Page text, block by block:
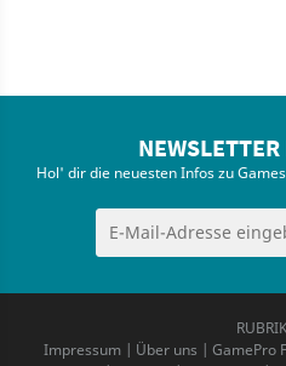
Hol' dir die neuesten Infos zu
Impressum| Über uns | GamePro